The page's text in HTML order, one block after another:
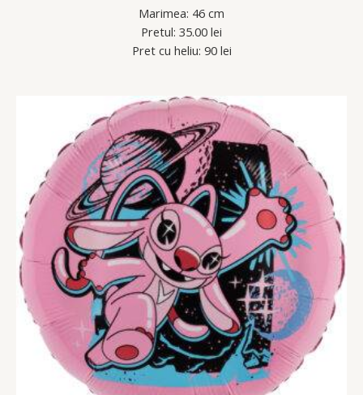
Marimea: 46 cm
Pretul: 35.00 lei
Pret cu heliu: 90 lei